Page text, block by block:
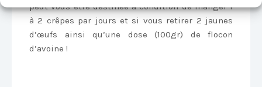
peut vous être destinée à condition de manger 1
à 2 crêpes par jours et si vous retirer 2 jaunes
d’œufs ainsi qu’une dose (100gr) de flocon
d’avoine !